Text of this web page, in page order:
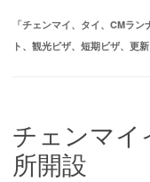
「チェンマイ、タイ、CMラン
ト、観光ビザ、短期ビザ、更新
チェンマ
所開設